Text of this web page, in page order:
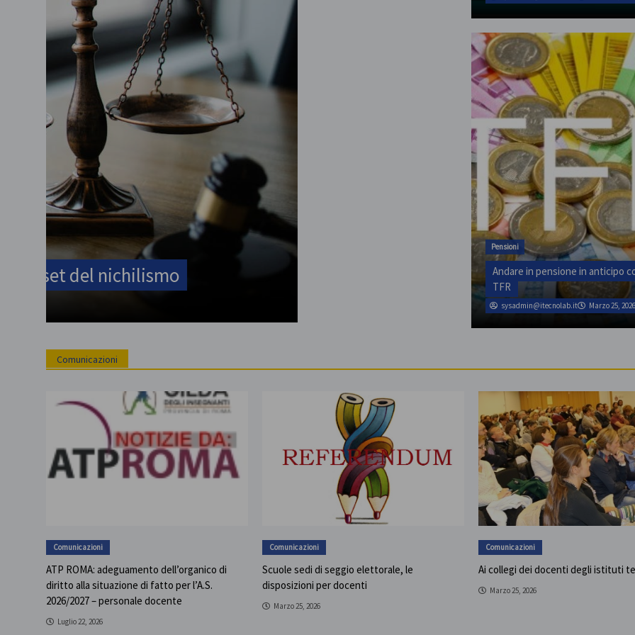
Pensioni
Andare in pensione in anticipo
TFR
sysadmin@itecnolab.it Marzo 25, 2026
Comunicazioni
Comunicazioni
ATP ROMA: adeguamento dell’organico di
diritto alla situazione di fatto per l’A.S.
2026/2027 – personale docente
Luglio 22, 2026
Comunicazioni
Scuole sedi di seggio elettorale, le
disposizioni per docenti
Marzo 25, 2026
Comunicazioni
Ai collegi dei docenti degli istituti
Marzo 25, 2026